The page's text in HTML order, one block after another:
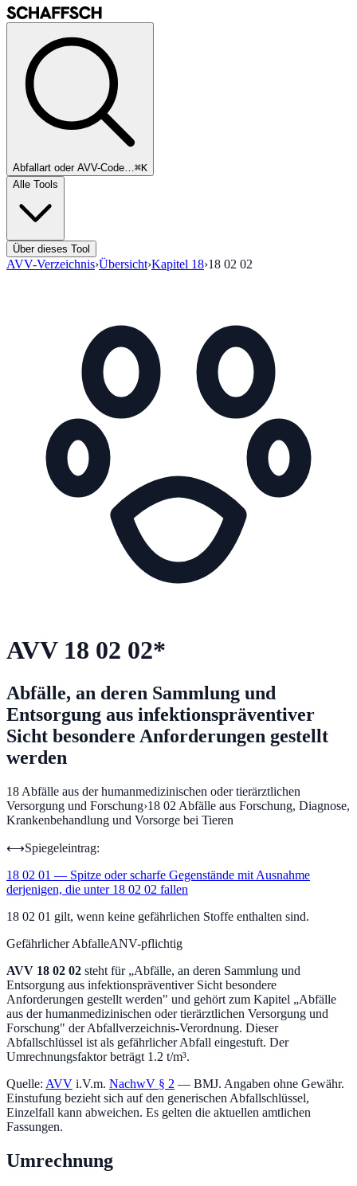
Abfallart oder AVV-Code…⌘K
Alle Tools
Über dieses Tool
AVV-Verzeichnis›Übersicht›Kapitel 18›18 02 02
AVV 18 02 02*
Abfälle, an deren Sammlung und
Entsorgung aus infektionspräventiver
Sicht besondere Anforderungen gestellt
werden
18 Abfälle aus der humanmedizinischen oder tierärztlichen
Versorgung und Forschung›18 02 Abfälle aus Forschung, Diagnose,
Krankenbehandlung und Vorsorge bei Tieren
⟷Spiegeleintrag:
18 02 01 — Spitze oder scharfe Gegenstände mit Ausnahme
derjenigen, die unter 18 02 02 fallen
18 02 01 gilt, wenn keine gefährlichen Stoffe enthalten sind.
Gefährlicher AbfalleANV-pflichtig
AVV 18 02 02 steht für „Abfälle, an deren Sammlung und
Entsorgung aus infektionspräventiver Sicht besondere
Anforderungen gestellt werden" und gehört zum Kapitel „Abfälle
aus der humanmedizinischen oder tierärztlichen Versorgung und
Forschung" der Abfallverzeichnis-Verordnung. Dieser
Abfallschlüssel ist als gefährlicher Abfall eingestuft. Der
Umrechnungsfaktor beträgt 1.2 t/m³.
Quelle: AVV i.V.m. NachwV § 2 — BMJ. Angaben ohne Gewähr.
Einstufung bezieht sich auf den generischen Abfallschlüssel,
Einzelfall kann abweichen. Es gelten die aktuellen amtlichen
Fassungen.
Umrechnung